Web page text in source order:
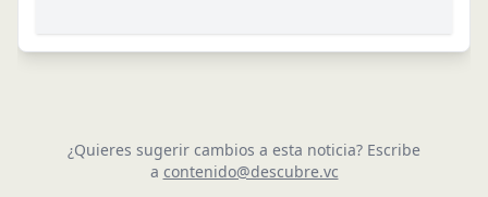
¿Quieres sugerir cambios a esta noticia? Escribe
a contenido@descubre.vc